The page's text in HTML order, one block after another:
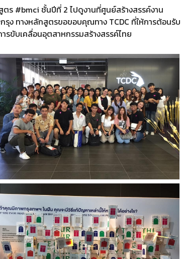
ตร #bmci ชั้นปีที่ 2 ไปดูงานที่ศูนย์สร้างสรรค์งาน
ง ทางหลักสูตรขอขอบคุณทาง TCDC ที่ให้การต้อนรับ
รขับเคลื่อนอุตสาหกรรมสร้างสรรค์ไทย